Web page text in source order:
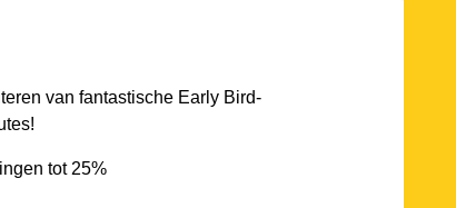
van fantastische Early Bird-
tot 25%